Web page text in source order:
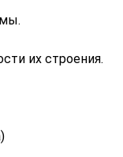
их строения.